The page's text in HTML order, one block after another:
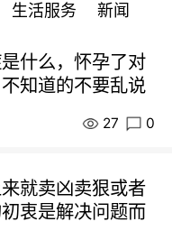
起
欧/天起 ~包拼房
生活服务 新闻
什么，怀孕了对
知道的不要乱说
27 0
就卖凶卖狠或者
衷是解决问题而